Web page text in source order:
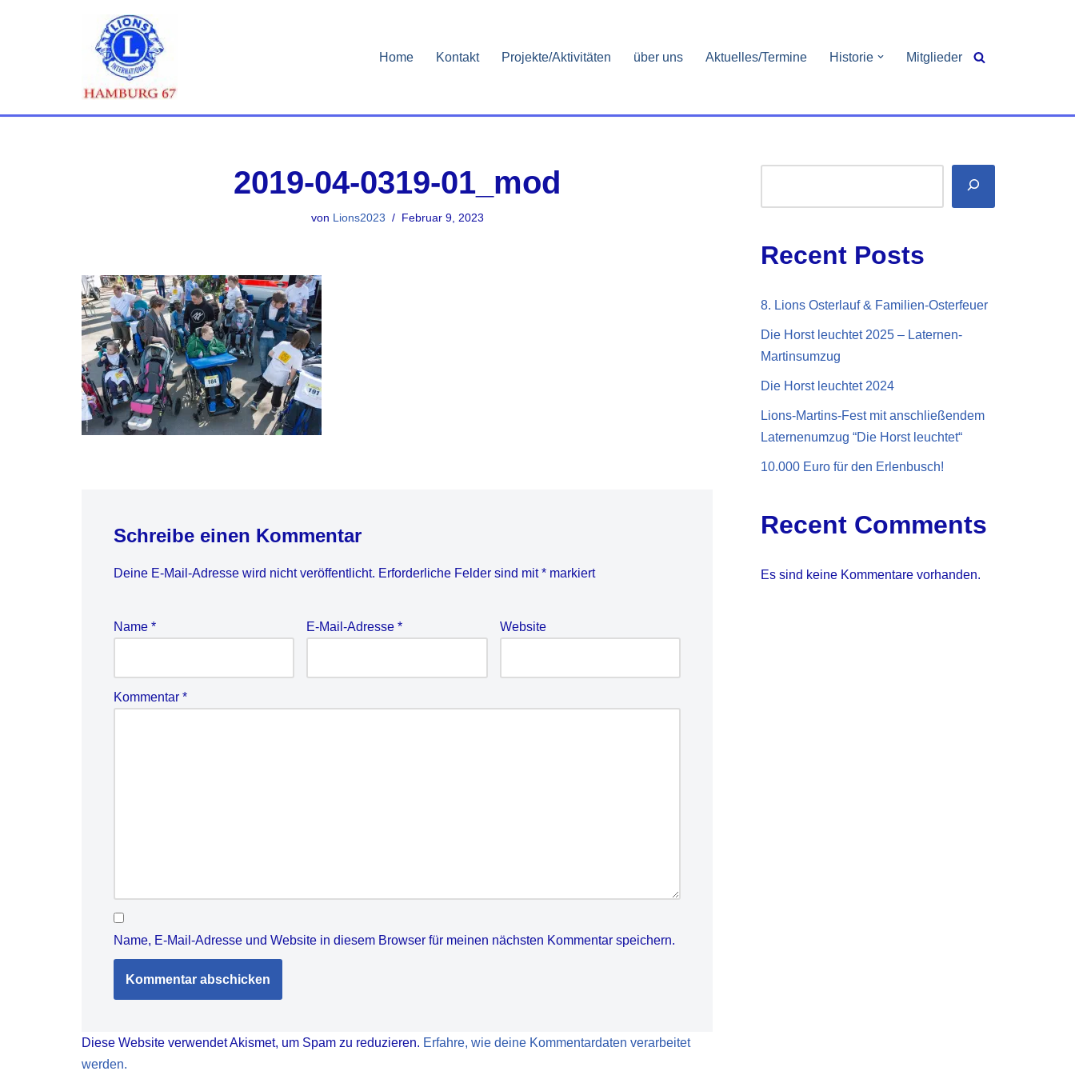
Home Kontakt Projekte/Aktivitäten über uns Aktuelles/Termine Historie Mitglieder
2019-04-0319-01_mod
von Lions2023 Februar 9, 2023
Schreibe einen Kommentar
Deine E-Mail-Adresse wird nicht veröffentlicht. Erforderliche Felder sind mit* markiert
Name * E-Mail-Adresse* Website
Kommentar *
Name, E-Mail-Adresse und Website in diesem Browser für meinen nächsten Kommentar speichern.
Diese Website verwendet Akismet, um Spam zu reduzieren. Erfahre, wie deine Kommentardaten verarbeitet
werden.
Recent Posts
8. Lions Osterlauf & Familien-Osterfeuer
Die Horst leuchtet 2025 – Laternen-
Martinsumzug
Die Horst leuchtet 2024
Lions-Martins-Fest mit anschließendem
Laternenumzug “Die Horst leuchtet“
10.000 Euro für den Erlenbusch!
Recent Comments
Es sind keine Kommentare vorhanden.